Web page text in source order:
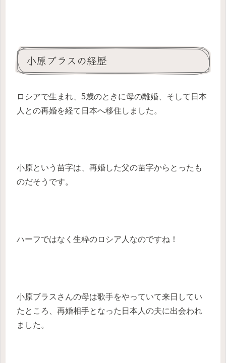
小原ブラスの経歴
ロシアで生まれ、5歳のときに母の離婚、そして日本
人との再婚を経て日本へ移住しました。
小原という苗字は、再婚した父の苗字からとったも
のだそうです。
ハーフではなく生粋のロシア人なのですね！
小原ブラスさんの母は歌手をやっていて来日してい
たところ、再婚相手となった日本人の夫に出会われ
ました。